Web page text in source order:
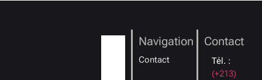
Contact
Tél. :
(+213)
Navigation
Contact